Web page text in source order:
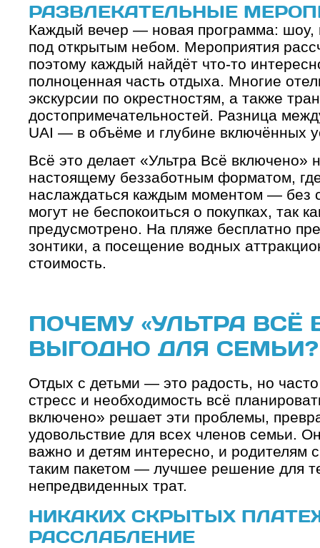
РАЗВЛЕКАТЕЛЬНЫЕ
Каждый вечер — новая программа: шоу,
под открытым небом. Мероприятия
поэтому каждый найдёт что-то
полноценная часть отдыха. Многие
экскурсии по окрестностям, а также
достопримечательностей. Разница
UAI — в объёме и глубине включённых
Всё это делает «Ультра Всё включено»
настоящему беззаботным форматом,
наслаждаться каждым моментом — без
могут не беспокоиться о покупках, так
предусмотрено. На пляже бесплатно
зонтики, а посещение водных
стоимость.
ПОЧЕМУ «УЛЬТРА ВСЁ
ВЫГОДНО ДЛЯ СЕМЬИ?
Отдых с детьми — это радость, но
стресс и необходимость всё
включено» решает эти проблемы,
удовольствие для всех членов семьи.
важно и детям интересно, и родителям
таким пакетом — лучшее решение для
непредвиденных трат.
НИКАКИХ СКРЫТЫХ
РАССЛАБЛЕНИЕ